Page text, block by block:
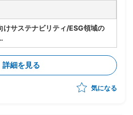
けサステナビリティ/ESG領域の
タントとして提案・構想策定から
ード
等の開示・規制対応支援および
スケジュール/WBS管理、課題管
詳細を見る
気になる